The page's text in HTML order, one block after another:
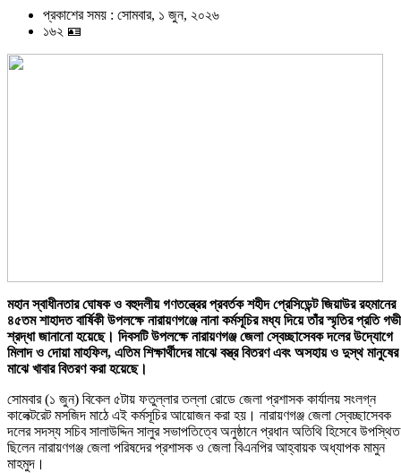
প্রকাশের সময় : সোমবার, ১ জুন, ২০২৬
১৬২ 🪪
মহান স্বাধীনতার ঘোষক ও বহুদলীয় গণতন্ত্রের প্রবর্তক শহীদ প্রেসিডেন্ট জিয়াউর রহমানের
৪৫তম শাহাদত বার্ষিকী উপলক্ষে নারায়ণগঞ্জে নানা কর্মসূচির মধ্য দিয়ে তাঁর স্মৃতির প্রতি
শ্রদ্ধা জানানো হয়েছে। দিবসটি উপলক্ষে নারায়ণগঞ্জ জেলা স্বেচ্ছাসেবক দলের উদ্যোগে
মিলাদ ও দোয়া মাহফিল, এতিম শিক্ষার্থীদের মাঝে বস্ত্র বিতরণ এবং অসহায় ও দুস্থ মানুষের
মাঝে খাবার বিতরণ করা হয়েছে।
সোমবার (১ জুন) বিকেল ৫টায় ফতুল্লার তল্লা রোডে জেলা প্রশাসক কার্যালয় সংলগ্ন
কালেক্টরেট মসজিদ মাঠে এই কর্মসূচির আয়োজন করা হয়। নারায়ণগঞ্জ জেলা স্বেচ্ছাসেবক
দলের সদস্য সচিব সালাউদ্দিন সালুর সভাপতিত্বে অনুষ্ঠানে প্রধান অতিথি হিসেবে উপস্থিত
ছিলেন নারায়ণগঞ্জ জেলা পরিষদের প্রশাসক ও জেলা বিএনপির আহ্বায়ক অধ্যাপক মামুন
মাহমুদ।